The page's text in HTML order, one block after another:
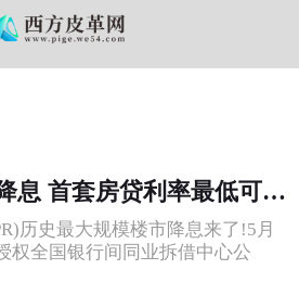
楼市迎最大幅度降息 首套房贷利率最低可到4.25%
历史最大规模楼市降息来了!5月
权全国银行间同业拆借中心公